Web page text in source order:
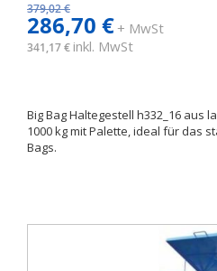
379,02 €
286,70 €+ MwSt
341,17 € inkl. MwSt
Big Bag Haltegestell h332_16 aus
1000 kg mit Palette, ideal für das
Bags.